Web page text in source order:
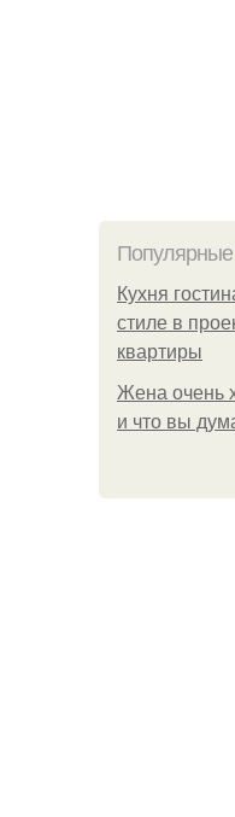
Кухня
стиле в
квартиры
Жена очень
и что вы